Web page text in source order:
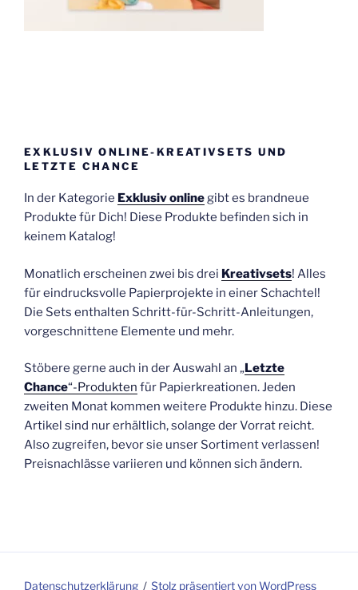
EXKLUSIV ONLINE-KREATIVSETS UND
LETZTE CHANCE
In der Kategorie Exklusiv onlinegibt es brandneue
Produkte für Dich! Diese Produkte befinden sich in
keinem Katalog!
Monatlich erscheinen zwei bis drei Kreativsets! Alles
für eindrucksvolle Papierprojekte in einer Schachtel!
Die Sets enthalten Schritt-für-Schritt-Anleitungen,
vorgeschnittene Elemente und mehr.
Stöbere gerne auch in der Auswahl an „Letzte
Chance“-Produkten für Papierkreationen. Jeden
zweiten Monat kommen weitere Produkte hinzu. Diese
Artikel sind nur erhältlich, solange der Vorrat reicht.
Also zugreifen, bevor sie unser Sortiment verlassen!
Preisnachlässe variieren und können sich ändern.
Datenschutzerklärung Stolz präsentiert von WordPress